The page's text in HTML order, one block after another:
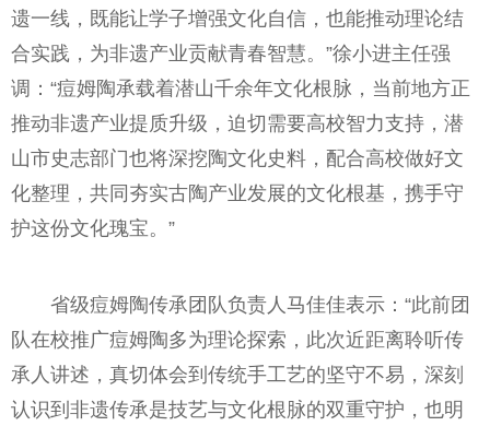
遗一线，既能让学子增强文化自信，也能推动理论结
合实践，为非遗产业贡献青春智慧。”徐小进主任强
调：“痘姆陶承载着潜山千余年文化根脉，当前地方正
推动非遗产业提质升级，迫切需要高校智力支持，潜
山市史志部门也将深挖陶文化史料，配合高校做好文
化整理，共同夯实古陶产业发展的文化根基，携手守
护这份文化瑰宝。”
省级痘姆陶传承团队负责人马佳佳表示：“此前团
队在校推广痘姆陶多为理论探索，此次近距离聆听传
承人讲述，真切体会到传统手工艺的坚守不易，深刻
认识到非遗传承是技艺与文化根脉的双重守护，也明